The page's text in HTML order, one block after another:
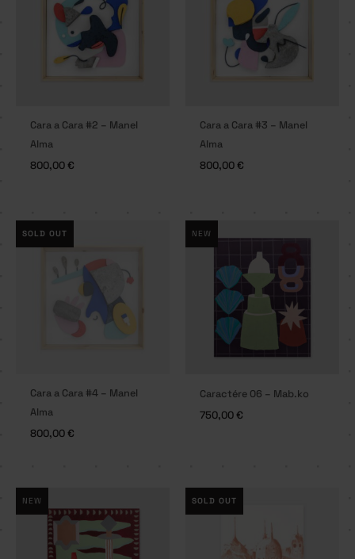
Cara a Cara #2 – Manel
Alma
800,00€
Cara a Cara #3 – Manel
Alma
800,00€
SOLD OUT
Cara a Cara #4 – Manel
Alma
800,00€
NEW
Caractére 06 – Mab.ko
750,00€
NEW SOLD OUT